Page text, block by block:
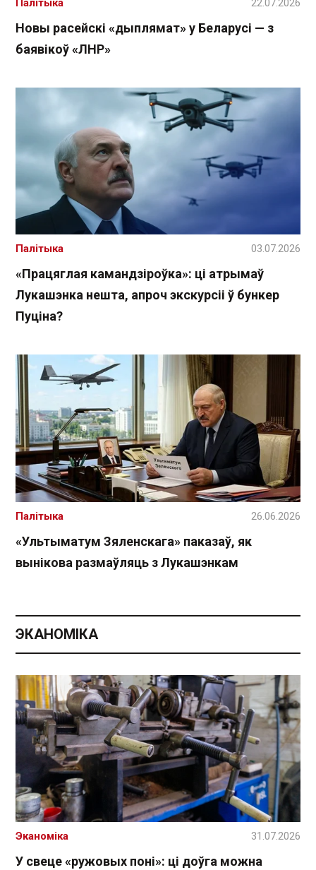
Новы расейскі «дыплямат» у Беларусі — з
баявікоў «ЛНР»
Палітыка 22.07.2026
«Працяглая камандзіроўка»: ці атрымаў
Лукашэнка нешта, апроч экскурсіі ў бункер
Пуціна?
Палітыка 03.07.2026
«Ультыматум Зяленскага» паказаў, як
вынікова размаўляць з Лукашэнкам
Палітыка 26.06.2026
ЭКАНОМІКА
У свеце «ружовых поні»: ці доўга можна
Эканоміка 31.07.2026